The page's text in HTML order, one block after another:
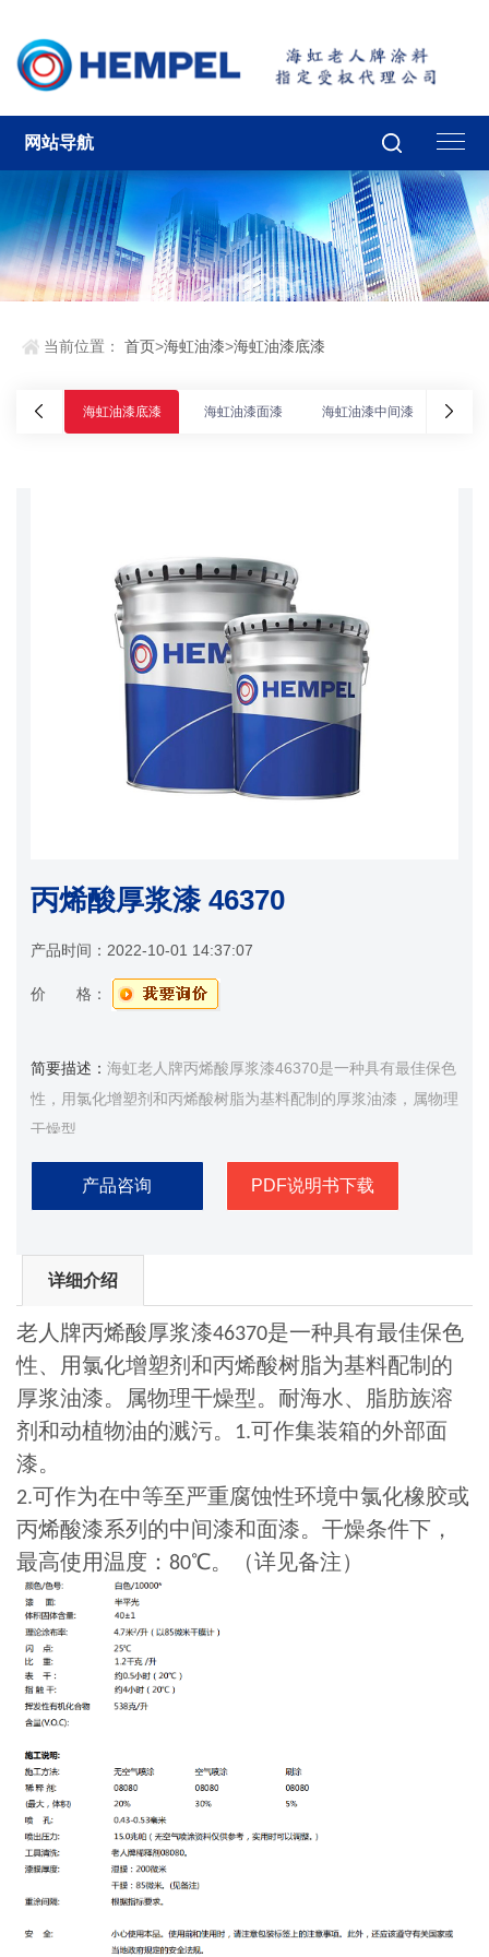
网站导航
当前位置：首页>海虹油漆>海虹油漆底漆
海虹油漆底漆 海虹油漆面漆 海虹油漆中间漆 海虹油
丙烯酸厚浆漆 46370
产品时间： 2022-10-01 14:37:07
价 格：
简要描述： 海虹老人牌丙烯酸厚浆漆46370是一种具有最佳保色
性，用氯化增塑剂和丙烯酸树脂为基料配制的厚浆油漆，属物理
干燥型
产品咨询 PDF说明书下载
详细介绍
老人牌丙烯酸厚浆漆46370是一种具有最佳保色
性、用氯化增塑剂和丙烯酸树脂为基料配制的
厚浆油漆。属物理干燥型。耐海水、脂肪族溶
剂和动植物油的溅污。
1.可作集装箱的外部面
漆。
2.可作为在中等至严重腐蚀性环境中氯化橡胶或
丙烯酸漆系列的中间漆和面漆。干燥条件下，
最高使用温度：80℃。（详见备注）